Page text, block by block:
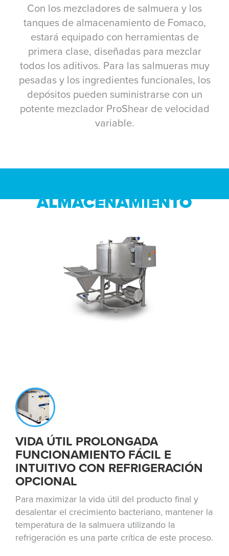
Con los mezcladores de salmuera y los
tanques de almacenamiento de Fomaco,
estará equipado con herramientas de
primera clase, diseñadas para mezclar
todos los aditivos. Para las salmueras muy
pesadas y los ingredientes funcionales, los
depósitos pueden suministrarse con un
potente mezclador ProShear de velocidad
variable.
ALMACENAMIENTO
VIDA ÚTIL PROLONGADA
FUNCIONAMIENTO FÁCIL E
INTUITIVO CON REFRIGERACIÓN
OPCIONAL
Para maximizar la vida útil del producto final y
desalentar el crecimiento bacteriano, mantener la
temperatura de la salmuera utilizando la
refrigeración es una parte crítica de este proceso.